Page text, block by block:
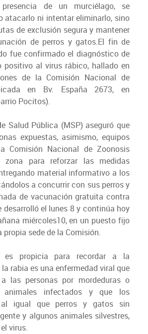
de un murciélago, se
atacarlo ni intentar eliminarlo, sino
de exclusión segura y mantener
de perros y gatos.El fin de
fue confirmado el diagnóstico de
positivo al virus rábico, hallado en
de la Comisión Nacional de
en Bv. España 2673, en
Pocitos).
Salud Pública (MSP) aseguró que
expuestas, asimismo, equipos
Comisión Nacional de Zoonosis
zona para reforzar las medidas
material informativo a los
a concurrir con sus perros y
de vacunación gratuita contra
desarrolló el lunes 8 y continúa hoy
miércoles10, en un puesto fijo
propia sede de la Comisión.
es propicia para recordar a la
rabia es una enfermedad viral que
las personas por mordeduras o
animales infectados y que los
al igual que perros y gatos sin
y algunos animales silvestres,
virus.